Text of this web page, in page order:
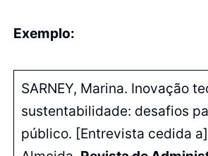
Exemplo:
SARNEY, Marina. Inovação
sustentabilidade: desafios
público. [Entrevista cedida